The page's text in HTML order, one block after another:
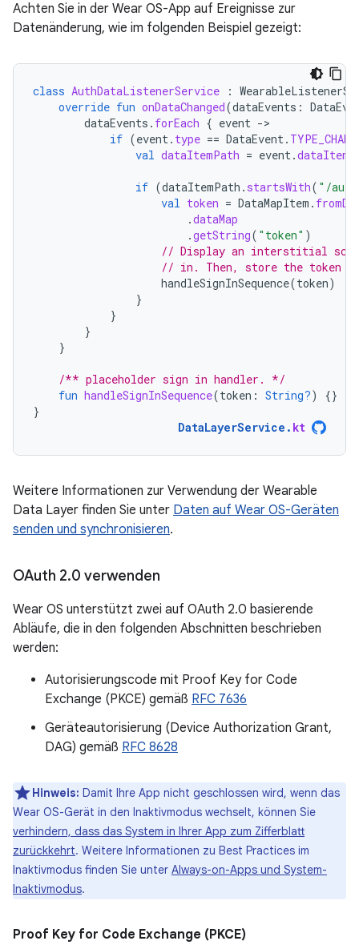
Achten Sie in der Wear OS-App auf Ereignisse zur
Datenänderung, wie im folgenden Beispiel gezeigt:
class AuthDataListenerService :
override fun onDataChanged(dataEvents :
dataEvents . forEach { event -
if (event. type == DataEvent.
val dataItemPath = event.dataItem
if (dataItemPath . startsWith( "/
val token = DataMapItem .
.dataMap
.getString( "token" )
// Display an interstitial
// in. Then, store the token
handleSignInSequence(token)
}
}
}
}
/** placeholder sign in handler. */
fun handleSignInSequence(token : String?)
{}
}
DataLayerService . kt
Weitere Informationen zur Verwendung der Wearable
Data Layer finden Sie unter Daten auf Wear OS-Geräten
senden und synchronisieren.
OAuth 2.0 verwenden
Wear OS unterstützt zwei auf OAuth 2.0 basierende
Abläufe, die in den folgenden Abschnitten beschrieben
werden:
Autorisierungscode mit Proof Key for Code
Exchange (PKCE) gemäß RFC 7636
Geräteautorisierung (Device Authorization Grant,
DAG) gemäß RFC 8628
Hinweis: Damit Ihre App nicht geschlossen wird, wenn das
Wear OS-Gerät in den Inaktivmodus wechselt, können Sie
verhindern, dass das System in Ihrer App zum Zifferblatt
zurückkehrt. Weitere Informationen zu Best Practices im
Inaktivmodus finden Sie unter Always-on-Apps und System-
Inaktivmodus.
Proof Key for Code Exchange (PKCE)